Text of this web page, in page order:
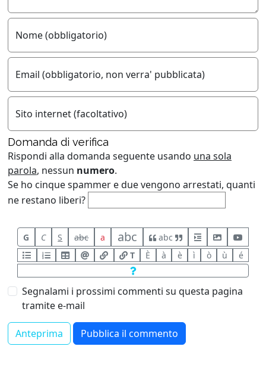
Nome (obbligatorio)
Email (obbligatorio, non verra' pubblicata)
Sito internet (facoltativo)
Domanda di verifica
Rispondi alla domanda seguente usando una sola
parola, nessun numero.
Se ho cinque spammer e due vengono arrestati, quanti
ne restano liberi?
G C S abc a abc
abc
T
È à è ì ò ù é
Segnalami i prossimi commenti su questa pagina
tramite e-mail